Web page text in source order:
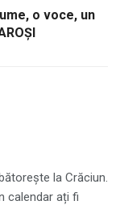
o voce, un
la Crăciun.
calendar ați fi